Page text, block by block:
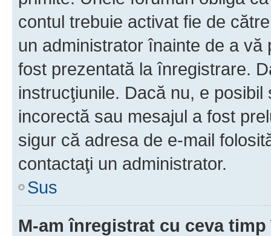
contul trebuie activat fie de
un administrator înainte de a
fost prezentată la înregistrare.
instrucţiunile. Dacă nu, e
incorectă sau mesajul a fost
sigur că adresa de e-mail
contactaţi un administrator.
Sus
M-am înregistrat cu ceva